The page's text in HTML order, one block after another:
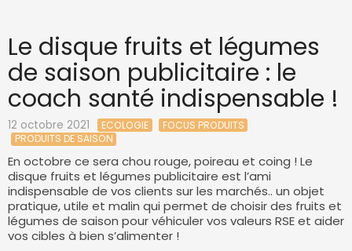
Le disque fruits et légumes
de saison publicitaire : le
coach santé indispensable !
12 octobre 2021 ECOLOGIE
FOCUS PRODUITS
PRODUITS DE SAISON
En octobre ce sera chou rouge, poireau et coing ! Le
disque fruits et légumes publicitaire est l’ami
indispensable de vos clients sur les marchés.. un objet
pratique, utile et malin qui permet de choisir des fruits et
légumes de saison pour véhiculer vos valeurs RSE et aider
vos cibles à bien s’alimenter !